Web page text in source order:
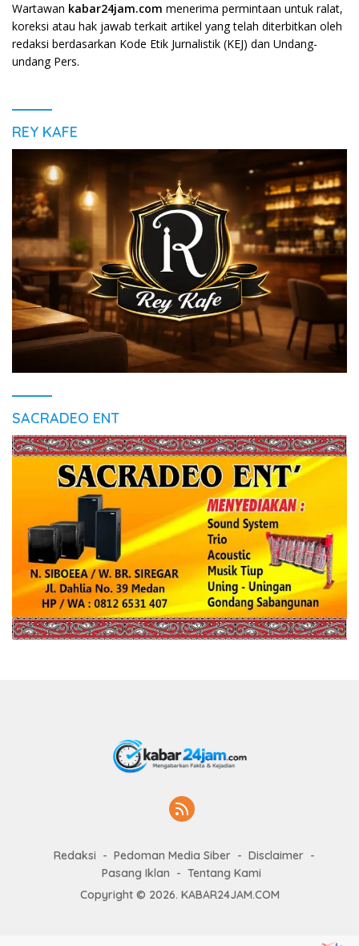
Wartawan kabar24jam.com menerima permintaan untuk ralat,
koreksi atau hak jawab terkait artikel yang telah diterbitkan oleh
redaksi berdasarkan Kode Etik Jurnalistik (KEJ) dan Undang-
undang Pers.
REY KAFE
SACRADEO ENT
Redaksi Pedoman Media Siber
Disclaimer
Pasang Iklan
Tentang Kami
Copyright © 2026. KABAR24JAM.COM